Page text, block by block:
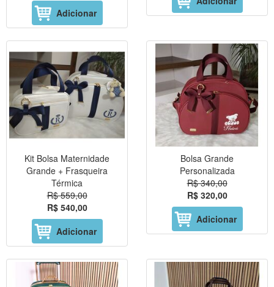
Adicionar
Kit Bolsa Maternidade
Grande + Frasqueira
Térmica
R$ 559,00
R$ 540,00
Adicionar
Bolsa Grande
Personalizada
R$ 340,00
R$ 320,00
Adicionar